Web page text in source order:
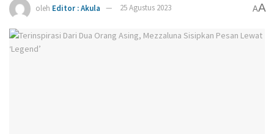
oleh Editor : Akula 25 Agustus 2023 AA